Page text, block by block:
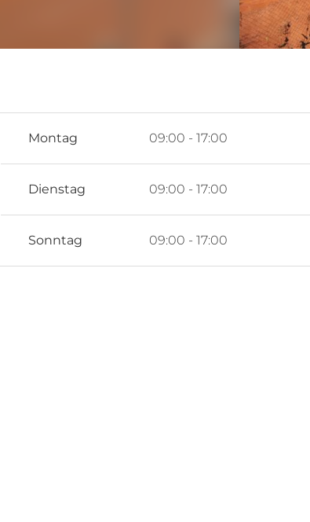
Montag 09:00 - 17:00
Dienstag 09:00 - 17:00
Sonntag 09:00 - 17:00